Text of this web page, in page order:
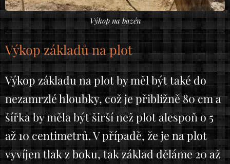
Výkop na bazén
Výkop základů na plot
Výkop základu na plot by měl být také do
nezamrzlé hloubky, což je přibližně 80 cm a
šířka by měla být širší než plot alespoň o 5
až 10 centimetrů. V případě, že je na plot
vyvíjen tlak z boku, tak základ děláme 20 až